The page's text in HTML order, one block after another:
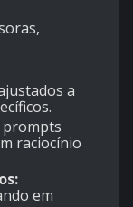
a
prompts
raciocínio
em